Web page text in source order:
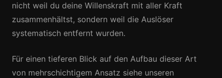
nicht weil du deine Willenskraft mit aller Kraft
zusammenhältst, sondern weil die Auslöser
systematisch entfernt wurden.
Für einen tieferen Blick auf den Aufbau dieser Art
von mehrschichtigem Ansatz siehe unseren